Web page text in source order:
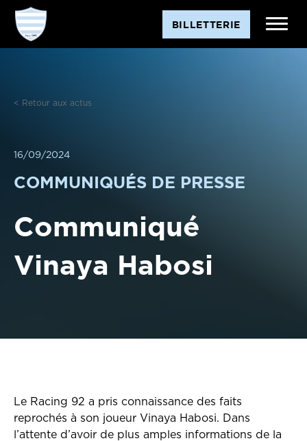
Aller
contenu
BILLETTERIE
< Retour aux actus
16/09/2024
COMMUNIQUÉS DE PRESSE
Communiqué
Vinaya Habosi
Le Racing 92 a pris connaissance des faits
reprochés à son joueur Vinaya Habosi. Dans
l’attente d’avoir de plus amples informations de la